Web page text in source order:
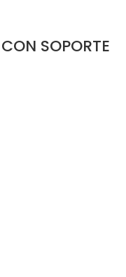
SOPORTE